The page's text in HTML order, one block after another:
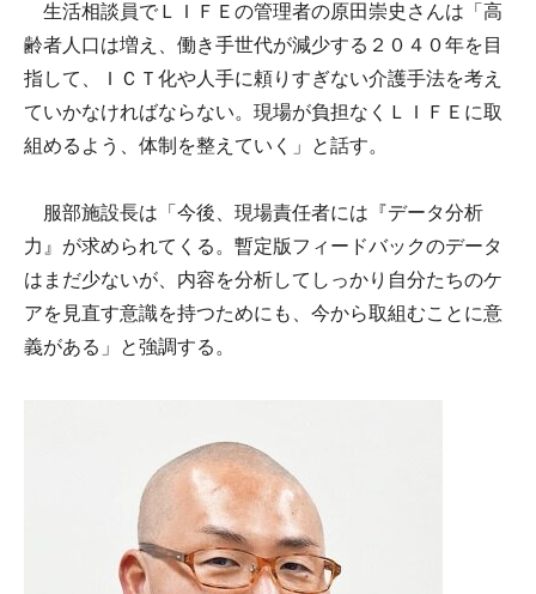
生活相談員でＬＩＦＥの管理者の原田崇史さんは「高
齢者人口は増え、働き手世代が減少する２０４０年を目
指して、ＩＣＴ化や人手に頼りすぎない介護手法を考え
ていかなければならない。現場が負担なくＬＩＦＥに取
組めるよう、体制を整えていく」と話す。
服部施設長は「今後、現場責任者には『データ分析
力』が求められてくる。暫定版フィードバックのデータ
はまだ少ないが、内容を分析してしっかり自分たちのケ
アを見直す意識を持つためにも、今から取組むことに意
義がある」と強調する。